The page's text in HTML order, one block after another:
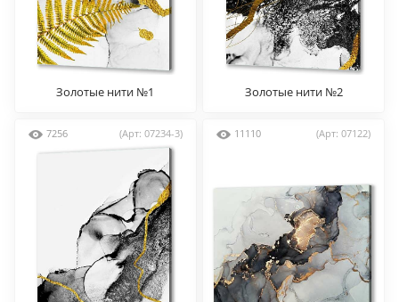
Золотые нити №1 Золотые нити №2
7256 (Арт: 07234-3) 11110 (Арт: 07122)